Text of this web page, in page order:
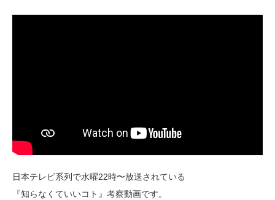
日本テレビ系列で水曜22時〜放送されている
『知らなくていいコト』考察動画です。